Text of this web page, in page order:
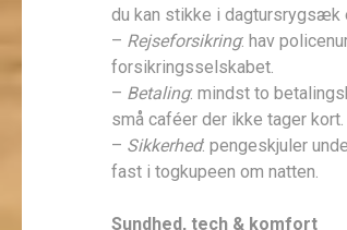
du kan stikke i dagtursrygsæk
– Rejseforsikring: hav
forsikringsselskabet.
– Betaling: mindst to
små caféer der ikke tager kort.
– Sikkerhed: pengeskjuler
fast i togkupeen om natten.
Sundhed, tech & komfort